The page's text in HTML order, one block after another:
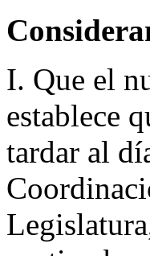
I. Que el
establece
tardar al